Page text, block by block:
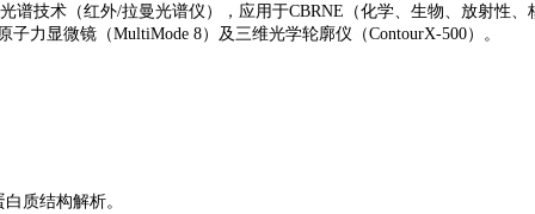
谱技术（红外/拉曼光谱仪），应用于CBRNE（化学、生物、放射性
力显微镜（MultiMode 8）及三维光学轮廓仪（ContourX-500）。
质结构解析。